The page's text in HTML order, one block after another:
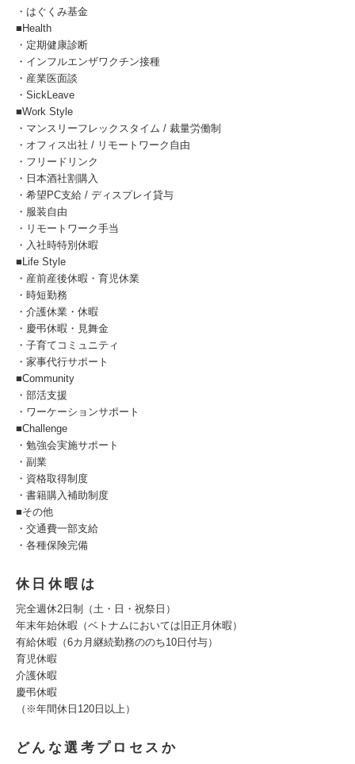
・はぐくみ基金
■Health
・定期健康診断
・インフルエンザワクチン接種
・産業医面談
・SickLeave
■Work Style
・マンスリーフレックスタイム / 裁量労働制
・オフィス出社 / リモートワーク自由
・フリードリンク
・日本酒社割購入
・希望PC支給 / ディスプレイ貸与
・服装自由
・リモートワーク手当
・入社時特別休暇
■Life Style
・産前産後休暇・育児休業
・時短勤務
・介護休業・休暇
・慶弔休暇・見舞金
・子育てコミュニティ
・家事代行サポート
■Community
・部活支援
・ワーケーションサポート
■Challenge
・勉強会実施サポート
・副業
・資格取得制度
・書籍購入補助制度
■その他
・交通費一部支給
・各種保険完備
休日休暇は
完全週休2日制（土・日・祝祭日）
年末年始休暇（ベトナムにおいては旧正月休暇）
有給休暇（6カ月継続勤務ののち10日付与）
育児休暇
介護休暇
慶弔休暇
（※年間休日120日以上）
どんな選考プロセスか